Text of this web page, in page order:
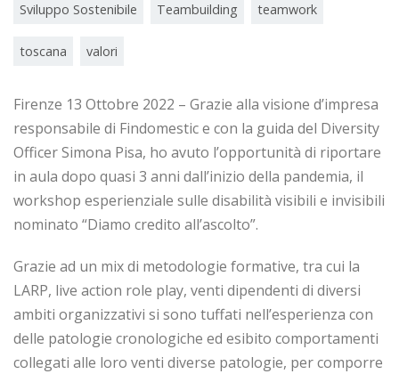
Sviluppo Sostenibile Teambuilding teamwork
toscana valori
Firenze 13 Ottobre 2022 – Grazie alla visione d’impresa
responsabile di Findomestic e con la guida del Diversity
Officer Simona Pisa, ho avuto l’opportunità di riportare
in aula dopo quasi 3 anni dall’inizio della pandemia, il
workshop esperienziale sulle disabilità visibili e invisibili
nominato “Diamo credito all’ascolto”.
Grazie ad un mix di metodologie formative, tra cui la
LARP, live action role play, venti dipendenti di diversi
ambiti organizzativi si sono tuffati nell’esperienza con
delle patologie cronologiche ed esibito comportamenti
collegati alle loro venti diverse patologie, per comporre